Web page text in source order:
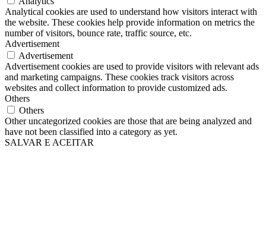
Analytical cookies are used to understand how visitors interact with
the website. These cookies help provide information on metrics the
number of visitors, bounce rate, traffic source, etc.
Advertisement
Advertisement
Advertisement cookies are used to provide visitors with relevant ads
and marketing campaigns. These cookies track visitors across
websites and collect information to provide customized ads.
Others
Others
Other uncategorized cookies are those that are being analyzed and
have not been classified into a category as yet.
SALVAR E ACEITAR